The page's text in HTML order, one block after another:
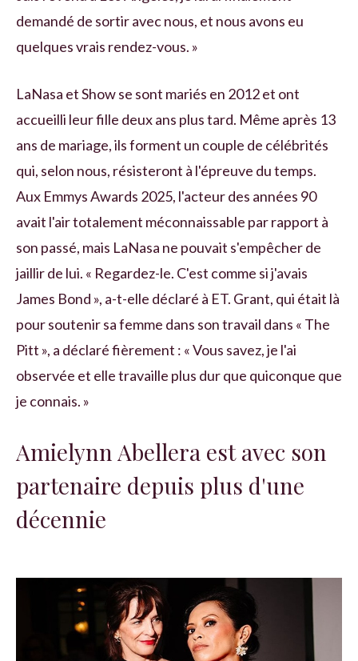
demandé de sortir avec nous, et nous avons eu
quelques vrais rendez-vous. »
LaNasa et Show se sont mariés en 2012 et ont
accueilli leur fille deux ans plus tard. Même après 13
ans de mariage, ils forment un couple de célébrités
qui, selon nous, résisteront à l'épreuve du temps.
Aux Emmys Awards 2025, l'acteur des années 90
avait l'air totalement méconnaissable par rapport à
son passé, mais LaNasa ne pouvait s'empêcher de
jaillir de lui. « Regardez-le. C'est comme si j'avais
James Bond », a-t-elle déclaré à ET. Grant, qui était là
pour soutenir sa femme dans son travail dans « The
Pitt », a déclaré fièrement : « Vous savez, je l'ai
observée et elle travaille plus dur que quiconque que
je connais. »
Amielynn Abellera est avec son
partenaire depuis plus d'une
décennie